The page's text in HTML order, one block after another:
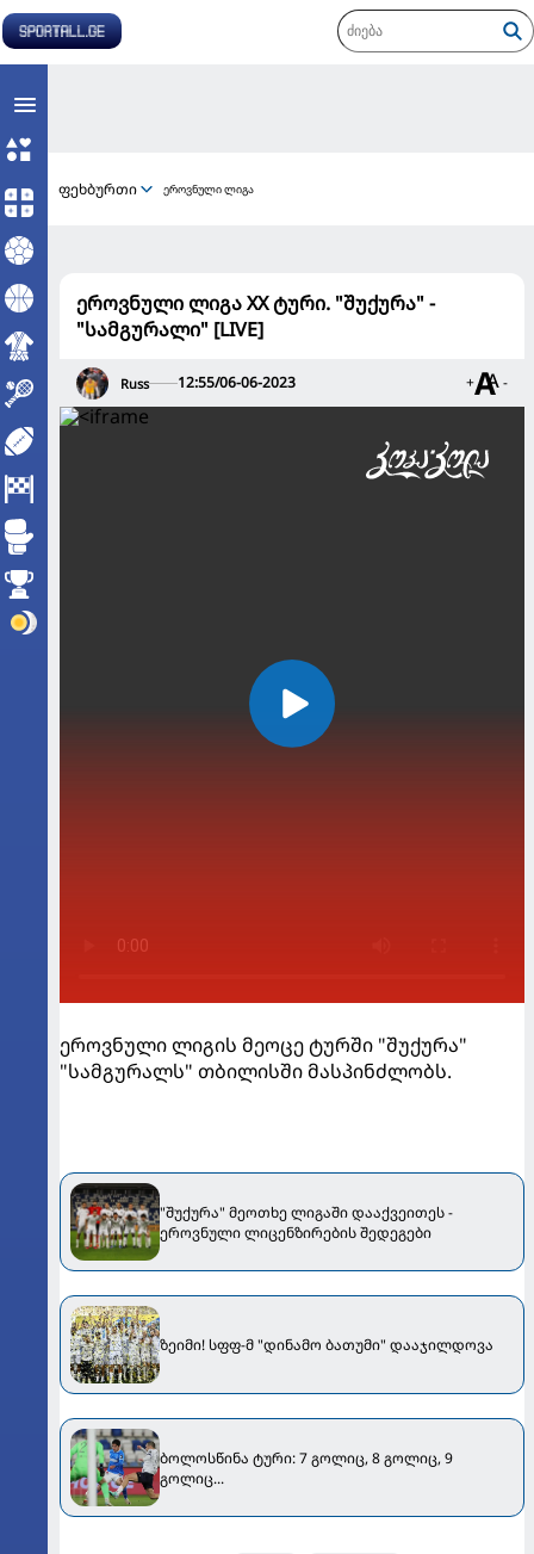
ფეხბურთი ეროვნული ლიგა
ეროვნული ლიგა XX ტური. "შუქურა" -
"სამგურალი" [LIVE]
Russ 12:55/06-06-2023 + -
ეროვნული ლიგის მეოცე ტურში "შუქურა"
"სამგურალს" თბილისში მასპინძლობს.
"შუქურა" მეოთხე ლიგაში დააქვეითეს -
ეროვნული ლიცენზირების შედეგები
ზეიმი! სფფ-მ "დინამო ბათუმი" დააჯილდოვა
ბოლოსწინა ტური: 7 გოლიც, 8 გოლიც, 9
გოლიც...